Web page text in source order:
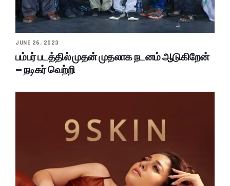
JUNE 26, 2023
பம்பர் படத்தில் முதன் முதலாக நடனம் ஆடுகிறேன்
– நடிகர் வெற்றி